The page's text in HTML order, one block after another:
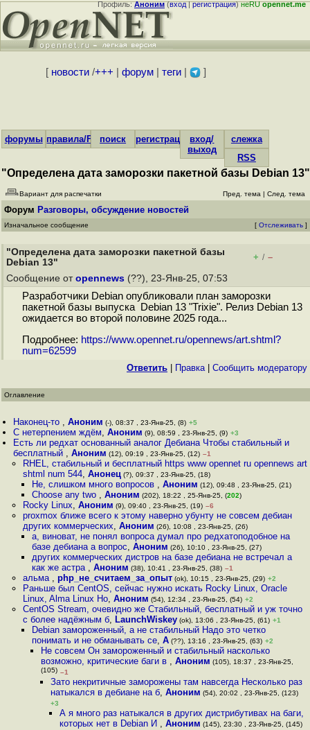
Профиль:Аноним(вход|регистрация)неRUopennet.me
[ новости/+++ форум| теги| ]
форумы правила/FAQпоиск регистрациявход/
выход
слежка
RSS
"Определена дата заморозки пакетной базы Debian 13"
Вариант для распечатки Пред. тема | След. тема
Форум Разговоры, обсуждение новостей
Изначальное сообщение [ Отслеживать ]
"Определена дата заморозки пакетной базы
Debian 13"
+ / –
Сообщение от opennews (??), 23-Янв-25, 07:53
Разработчики Debian опубликовали план заморозки
пакетной базы выпуска Debian 13 "Trixie". Релиз Debian 13
ожидается во второй половине 2025 года...
Подробнее: https://www.opennet.ru/opennews/art.shtml?
num=62599
Ответить Правка| Cообщить модератору
Оглавление
Наконец-то ,Аноним (-), 08:37 , 23-Янв-25, (8) +5
С нетерпением ждём,Аноним (9), 08:59 , 23-Янв-25, (9) +3
Есть ли редхат основанный аналог Дебиана Чтобы стабильный и
бесплатный ,Аноним (12), 09:19 , 23-Янв-25, (12) –1
RHEL, стабильный и бесплатный https www opennet ru opennews art
shtml num 544, Анонец(?), 09:37 , 23-Янв-25, (18)
Не, слишком много вопросов , Аноним (12), 09:48 , 23-Янв-25, (21)
Choose any two , Аноним (202), 18:22 , 25-Янв-25, (202)
Rocky Linux, Аноним (9), 09:40 , 23-Янв-25, (19) –6
proxmox ближе всего к этому наверно убунту не совсем дебиан
других коммерческих, Аноним (26), 10:08 , 23-Янв-25, (26)
а, виноват, не понял вопроса думал про редхатоподобное на
базе дебиана а вопрос, Аноним (26), 10:10 , 23-Янв-25, (27)
других коммерческих дистров на базе дебиана не встречал а
как же астра , Аноним (38), 10:41 , 23-Янв-25, (38) –1
альма , php_не_считаем_за_опыт(ok), 10:15 , 23-Янв-25, (29) +2
Раньше был CentOS, сейчас нужно искать Rocky Linux, Oracle
Linux, Alma Linux Но, Аноним (54), 12:34 , 23-Янв-25, (54) +2
CentOS Stream, очевидно же Стабильный, бесплатный и уж точно
с более надёжным б, LaunchWiskey(ok), 13:06 , 23-Янв-25, (61) +1
Debian замороженный, а не стабильный Надо это четко
понимать и не обманывать се, А(??), 13:16 , 23-Янв-25, (63) +2
Не совсем Он замороженный и стабильный насколько
возможно, критические баги в ,Аноним (105), 18:37 , 23-Янв-25,
(105) –1
Зато некритичные заморожены там навсегда Несколько раз
натыкался в дебиане на б, Аноним (54), 20:02 , 23-Янв-25, (123)
+3
А я много раз натыкался в других дистрибутивах на баги,
которых нет в Debian И , Аноним (145), 23:30 , 23-Янв-25, (145)